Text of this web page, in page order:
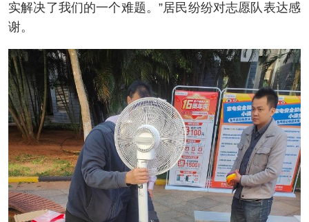
实解决了我们的一个难题。”居民纷纷对志愿队表达感
谢。